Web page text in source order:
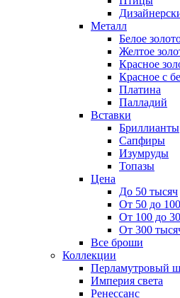
Металл
Белое
Желтое
Красное
Красное с
Платина
Палладий
Вставки
Бриллианты
Сапфиры
Изумруды
Топазы
Цена
До 50 тысяч
От 50 до
От 100 до
От 300
Все броши
Коллекции
Перламутровый
Империя света
Ренессанс